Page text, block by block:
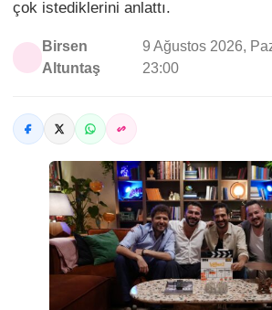
çok istediklerini anlattı.
Birsen
Altuntaş
9 Ağustos 2026,
23:00